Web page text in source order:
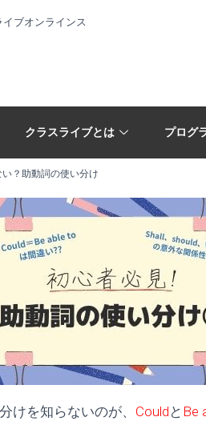
ブオンラインス
クラスライブとは プログ
い？助動詞の使い分け
けを知らないのが、 Could と Be